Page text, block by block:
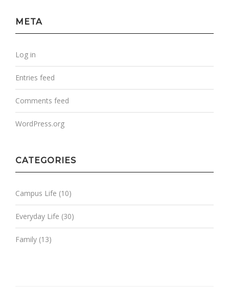
META
Log in
Entries feed
Comments feed
WordPress.org
CATEGORIES
Campus Life (10)
Everyday Life (30)
Family (13)